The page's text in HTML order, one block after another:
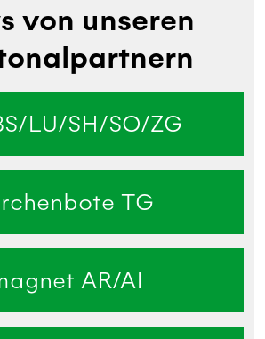
von unseren
LU/SH/SO/ZG
TG
AR/AI